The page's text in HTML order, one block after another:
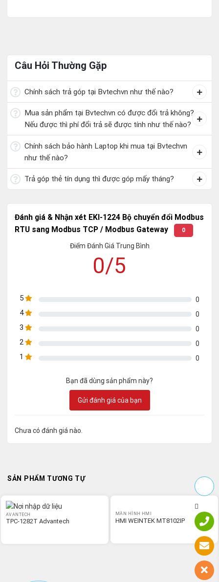
Câu Hỏi Thường Gặp
Chính sách trả góp tại Bvtechvn như thế nào?
Mua sản phẩm tại Bvtechvn có được đổi trả không?
Nếu được thì phí đổi trả sẽ được tính như thế nào?
Chính sách bảo hành Laptop khi mua tại Bvtechvn
như thế nào?
Trả góp thẻ tín dụng thì được góp mấy tháng?
Đánh giá & Nhận xét EKI-1224 Bộ chuyển đổi Modbus
RTU sang Modbus TCP / Modbus Gateway
0
Điểm Đánh Giá Trung Bình
0/5
5 0
4 0
3 0
2 0
1 0
Bạn đã dùng sản phẩm này?
Gửi đánh giá của bạn
Chưa có đánh giá nào.
SẢN PHẨM TƯƠNG TỰ
AVANTECH
TPC-1282T Advantech
MÀN HÌNH HMI
HMI WEINTEK MT8102IP